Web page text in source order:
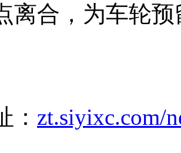
离合，为车轮
： zt.siyixc.com/